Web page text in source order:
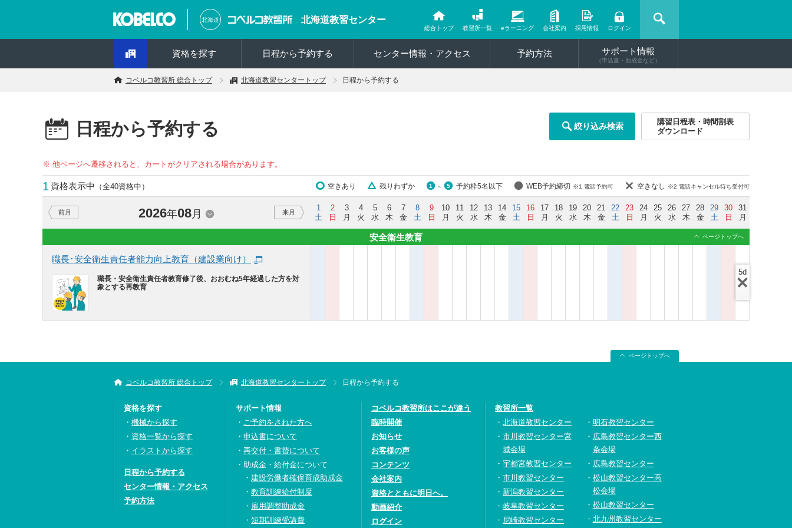
北海道 北海道教習センター
総合トップ 教習所一覧 eラーニング 会社案内 採用情報 ログイン
資格を探す 日程から予約する センター情報・アクセス 予約方法 サポート情報
（申込書・助成金など）
コベルコ教習所 総合トップ 北海道教習センタートップ 日程から予約する
日程から予約する 絞り込み検索
講習日程表・時間割表
ダウンロード
※ 他ページへ遷移されると、カートがクリアされる場合があります。
1 資格表示中 （全40資格中） 空きあり 残りわずか 1 ～ 5 予約枠5名以下 WEB予約締切 ※1 電話予約可 空きなし ※2 電話キャンセル待ち受付可
前月 2026年08月 来月
1
土
2
日
3
月
4
火
5
水
6
木
7
金
8
土
9
日
10
月
11
火
12
水
13
木
14
金
15
土
16
日
17
月
18
火
19
水
20
木
21
金
22
土
23
日
24
月
25
火
26
水
27
木
28
金
29
土
30
日
31
月
安全衛生教育 ページトップへ
職長･安全衛生責任者能力向上教育（建設業向け）
職長・安全衛生責任者教育修了後、おおむね5年経過した方を対
象とする再教育
5d
ページトップへ
コベルコ教習所 総合トップ 北海道教習センタートップ 日程から予約する
資格を探す
機械から探す
資格一覧から探す
イラストから探す
日程から予約する
センター情報・アクセス
予約方法
サポート情報
ご予約をされた方へ
申込書について
再交付・書替について
助成金・給付金について
建設労働者確保育成助成金
教育訓練給付制度
雇用調整助成金
短期訓練受講費
コベルコ教習所はここが違う
臨時開催
お知らせ
お客様の声
コンテンツ
会社案内
資格とともに明日へ。
動画紹介
ログイン
教習所一覧
北海道教習センター
市川教習センター宮
城会場
宇都宮教習センター
市川教習センター
新潟教習センター
岐阜教習センター
尼崎教習センター
明石教習センター
広島教習センター西
条会場
広島教習センター
松山教習センター高
松会場
松山教習センター
北九州教習センター